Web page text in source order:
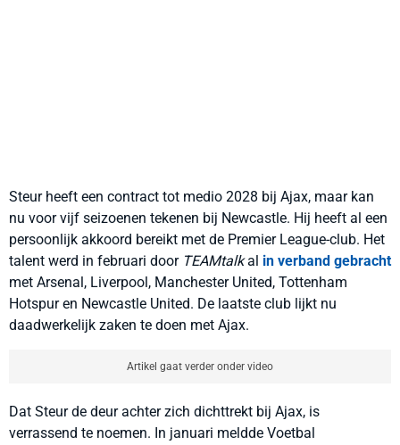
Steur heeft een contract tot medio 2028 bij Ajax, maar kan
nu voor vijf seizoenen tekenen bij Newcastle. Hij heeft al een
persoonlijk akkoord bereikt met de Premier League-club. Het
talent werd in februari door TEAMtalkal in verband gebracht
met Arsenal, Liverpool, Manchester United, Tottenham
Hotspur en Newcastle United. De laatste club lijkt nu
daadwerkelijk zaken te doen met Ajax.
Artikel gaat verder onder video
Dat Steur de deur achter zich dichttrekt bij Ajax, is
verrassend te noemen. In januari meldde Voetbal